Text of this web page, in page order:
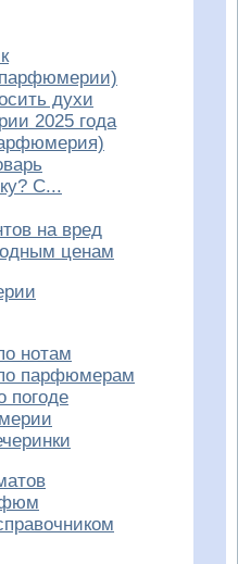
духи
2025 года
С...
на вред
ценам
нотам
парфюмерам
погоде